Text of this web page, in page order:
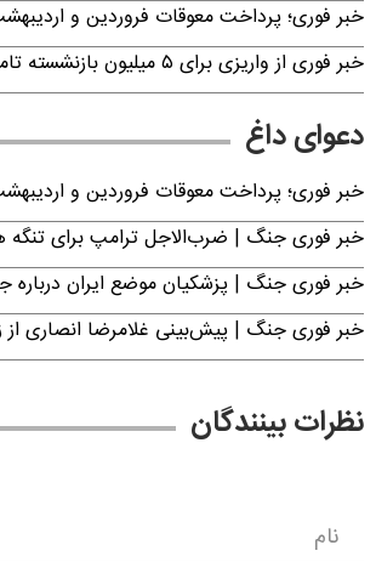
خبر فوری؛ پرداخت معوقات فروردین و
خبر فوری از واریزی برای ۵ میلیون‌ بازنشسته تامین اجتماعی | جدول دریافت مابه‌التفاوت حقوق فروردین و اردیبهشت
دعوای داغ
خبر فوری؛ پرداخت معوقات فروردین و
خبر فوری جنگ | ضرب‌الاجل ترامپ برای
خبر فوری جنگ | پزشکیان موضع ایران
خبر فوری جنگ | پیش‌بینی غلامرضا انصاری از
نظرات بینندگان
نام